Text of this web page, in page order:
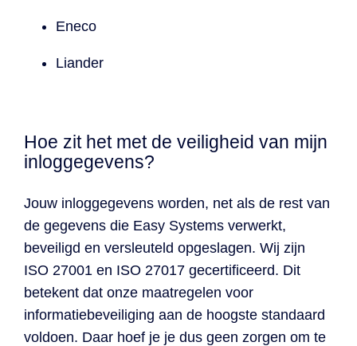
Eneco
Liander
Hoe zit het met de veiligheid van mijn
inloggegevens?
Jouw inloggegevens worden, net als de rest van
de gegevens die Easy Systems verwerkt,
beveiligd en versleuteld opgeslagen. Wij zijn
ISO 27001 en ISO 27017 gecertificeerd. Dit
betekent dat onze maatregelen voor
informatiebeveiliging aan de hoogste standaard
voldoen. Daar hoef je je dus geen zorgen om te